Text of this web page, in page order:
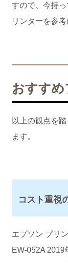
すので、今持
リンターを参
おすす
以上の観点を
ます。
コスト重視
エプソン プリ
EW-052A 2019